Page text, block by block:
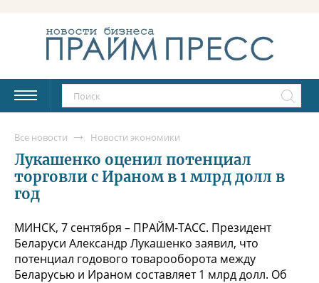
Все новости Новости экономики
Лукашенко оценил потенциал
торговли с Ираном в 1 млрд долл в
год
МИНСК, 7 сентября – ПРАЙМ-ТАСС. Президент
Беларуси Александр Лукашенко заявил, что
потенциал годового товарооборота между
Беларусью и Ираном составляет 1 млрд долл. Об